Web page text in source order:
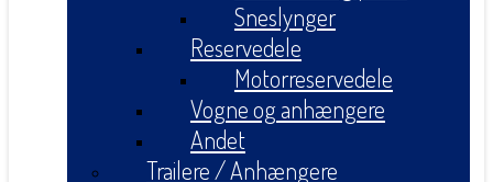
Sneslynger
Reservedele
Motorreservedele
Vogne og anhængere
Andet
Trailere / Anhængere